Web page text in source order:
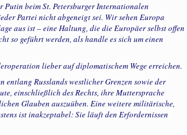
beim St. Petersburger Internationalen
Partei nicht abgeneigt sei. Wir sehen Europa
aus ist – eine Haltung, die die Europäer selbst offen
so geführt werden, als handle es sich um einen
lieber auf diplomatischem Wege erreichen.
Russlands westlicher Grenzen sowie der
einschließlich des Rechts, ihre Muttersprache
Glauben auszuüben. Eine weitere militärische,
ist inakzeptabel: Sie läuft den Erfordernissen